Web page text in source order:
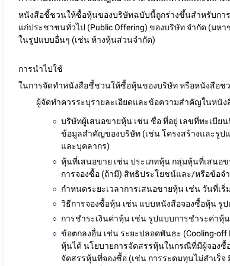
หนังสือชี้ชวนให้ซื้อหุ้นของบริษัทฉบับนี้ถูกร่างขึ้นสำหรับกา
แก่ประชาชนทั่วไป (Public Offering) ของบริษัท จำกัด (ม
ในรูปแบบอื่นๆ (เช่น ห้างหุ้นส่วนจำกัด)
การนำไปใช้
ในการจัดทำหนังสือชี้ชวนให้ซื้อหุ้นของบริษัท หรือหนังสือ
ผู้จัดทำควรระบุรายละเอียดและข้อความสำคัญในหนัง
บริษัทผู้เสนอขายหุ้น เช่น ชื่อ ที่อยู่ เลขที่ทะเบี
ข้อมูลสำคัญของบริษัท (เช่น โครงสร้างและรูป
และบุคลากร)
หุ้นที่เสนอขาย เช่น ประเภทหุ้น กลุ่มหุ้นที่เสนอ
การจองซื้อ (ถ้ามี) สิทธิประโยชน์และ/หรือข้อจ
กำหนดระยะเวลาการเสนอขายหุ้น เช่น วันที่เ
วิธีการจองซื้อหุ้น เช่น แบบหนังสือจองซื้อหุ้น รู
การชำระเงินค่าหุ้น เช่น รูปแบบการชำระค่าหุ้
ข้อตกลงอื่น เช่น ระยะปลอดพันธะ (Cooling-
หุ้นได้ นโยบายการจัดสรรหุ้นในกรณีที่มีผู้จองซื้
จัดสรรหุ้นที่จองซื้อ (เช่น การระดมทุนไม่สำเร็